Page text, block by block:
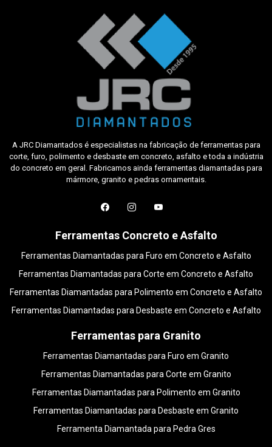
A JRC Diamantados é especialistas na fabricação de ferramentas para
corte, furo, polimento e desbaste em concreto, asfalto e toda a indústria
do concreto em geral. Fabricamos ainda ferramentas diamantadas para
mármore, granito e pedras ornamentais.
Ferramentas Concreto e Asfalto
Ferramentas Diamantadas para Furo em Concreto e Asfalto
Ferramentas Diamantadas para Corte em Concreto e Asfalto
Ferramentas Diamantadas para Polimento em Concreto e Asfalto
Ferramentas Diamantadas para Desbaste em Concreto e Asfalto
Ferramentas para Granito
Ferramentas Diamantadas para Furo em Granito
Ferramentas Diamantadas para Corte em Granito
Ferramentas Diamantadas para Polimento em Granito
Ferramentas Diamantadas para Desbaste em Granito
Ferramenta Diamantada para Pedra Gres